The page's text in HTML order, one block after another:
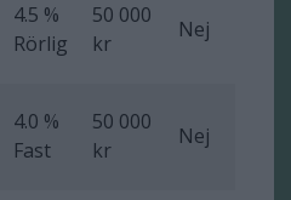
4.5 %
Rörlig
50 000
kr
Nej
4.0 %
Fast
50 000
kr
Nej